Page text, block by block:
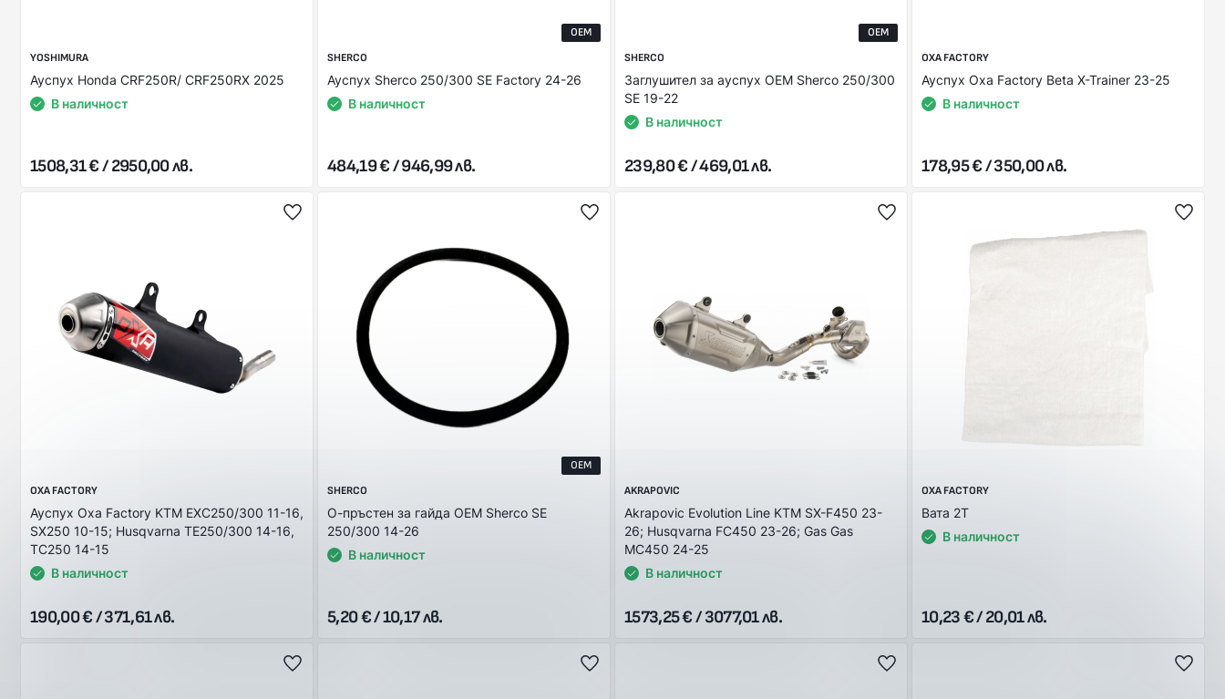
YOSHIMURA
Ауспух Honda CRF250R/ CRF250RX 2025
В наличност
1508,31 € / 2950,00 лв.
OEM
SHERCO
Ауспух Sherco 250/300 SE Factory 24-26
В наличност
484,19 € / 946,99 лв.
OEM
SHERCO
Заглушител за ауспух ОЕМ Sherco 250/300
SE 19-22
В наличност
239,80 € / 469,01 лв.
OXA FACTORY
Ауспух Оxa Factory Beta X-Trainer 23-25
В наличност
178,95 € / 350,00 лв.
OXA FACTORY
Ауспух Оxa Factory KTM EXC250/300 11-16,
SX250 10-15; Husqvarna TE250/300 14-16,
TC250 14-15
В наличност
190,00 € / 371,61 лв.
OEM
SHERCO
О-пръстен за гайда OEM Sherco SE
250/300 14-26
В наличност
5,20 € / 10,17 лв.
AKRAPOVIC
Akrapovic Evolution Line KTM SX-F450 23-
26; Husqvarna FC450 23-26; Gas Gas
MC450 24-25
В наличност
1573,25 € / 3077,01 лв.
OXA FACTORY
Вата 2Т
В наличност
10,23 € / 20,01 лв.